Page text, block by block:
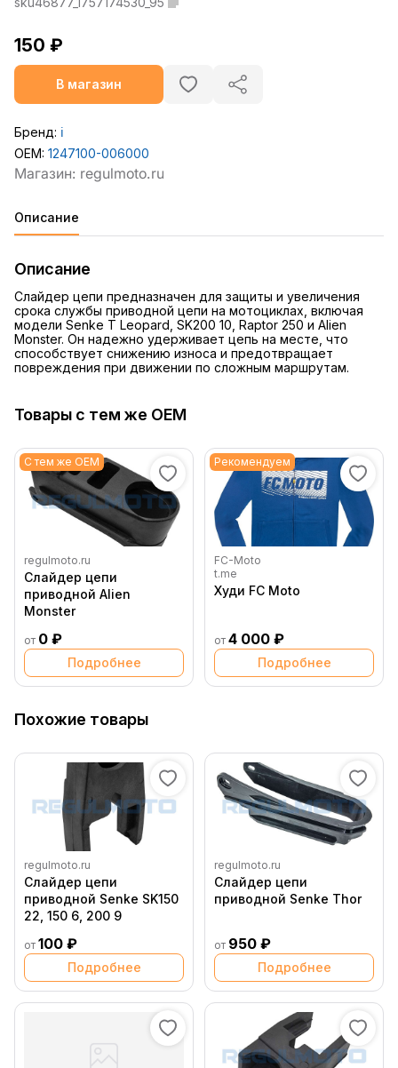
150 ₽
В магазин
Бренд: ℹ️
OEM: 1247100-006000
Описание
Описание
Слайдер цепи предназначен для защиты и увеличения
срока службы приводной цепи на мотоциклах, включая
модели Senke T Leopard, SK200 10, Raptor 250 и Alien
Monster. Он надежно удерживает цепь на месте, что
способствует снижению износа и предотвращает
повреждения при движении по сложным маршрутам.
Товары с тем же OEM
С тем же OEM
regulmoto.ru
Слайдер цепи
приводной Alien
Monster
от 0 ₽
Подробнее
Рекомендуем
FC-Moto
t.me
Худи FC Moto
от 4 000 ₽
Подробнее
Похожие товары
regulmoto.ru
Слайдер цепи
приводной Senke SK150
22, 150 6, 200 9
от 100 ₽
Подробнее
regulmoto.ru
Слайдер цепи
приводной Senke Thor
от 950 ₽
Подробнее